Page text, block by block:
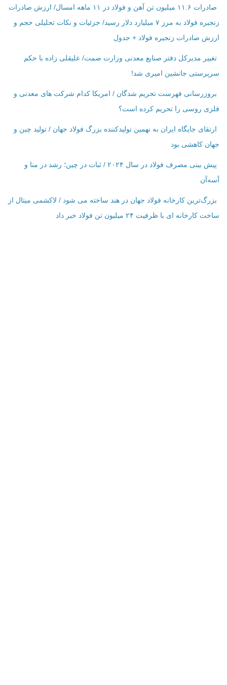
صادرات ۱۱.۶ میلیون تن آهن و فولاد در ۱۱ ماهه امسال/ ارزش صادرات
زنجیره فولاد به مرز ۷ میلیارد دلار رسید/ جزئیات و نکات تحلیلی حجم و
ارزش صادرات زنجیره فولاد + جدول
تغییر مدیرکل دفتر صنایع معدنی وزارت صمت/ علیقلی زاده با حکم
سرپرستی جانشین امیری شد!
بروزرسانی فهرست تحریم شدگان / امریکا کدام شرکت ‌های معدنی و
فلزی روسی را تحریم کرده است؟
ارتقای جایگاه ایران به نهمین تولیدکننده بزرگ فولاد جهان / تولید چین و
جهان کاهشی بود
پیش بینی مصرف فولاد در سال ۲۰۲۴ / ثبات در چین؛ رشد در منا و
آسه‌آن
بزرگ‌ترین کارخانه فولاد جهان در هند ساخته می شود / لاکشمی میتال از
ساخت کارخانه ای با ظرفیت ۲۴ میلیون تن فولاد خبر داد